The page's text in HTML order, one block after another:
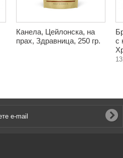
Канела, Цейлонска, на
прах, Здравница, 250 гр.
с